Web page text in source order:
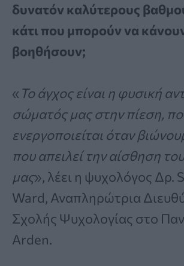
δυνατόν καλύτερους
κάτι που μπορούν να
βοηθήσουν;
« Το άγχος είναι η φυσική
σώματός μας στην πίεση,
ενεργοποιείται όταν
που απειλεί την αίσθηση
μας», λέει η ψυχολόγος Δρ.
Ward, Αναπληρώτρια
Σχολής Ψυχολογίας στο
Arden.